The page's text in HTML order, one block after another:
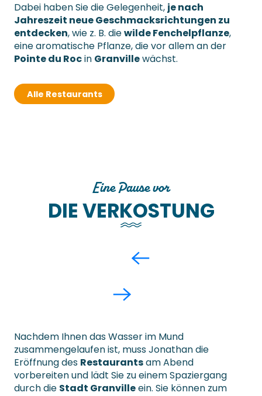
Dabei haben Sie die Gelegenheit, je nach
Jahreszeit neue Geschmacksrichtungen zu
entdecken, wie z. B. diewilde Fenchelpflanze,
eine aromatische Pflanze, die vor allem an der
Pointe du Rocin Granvillewächst.
Alle Restaurants
Eine Pause vor
DIE VERKOSTUNG
Nachdem Ihnen das Wasser im Mund
zusammengelaufen ist, muss Jonathan die
Eröffnung des Restaurantsam Abend
vorbereiten und lädt Sie zu einem Spaziergang
durch die Stadt Granvilleein. Sie können zum